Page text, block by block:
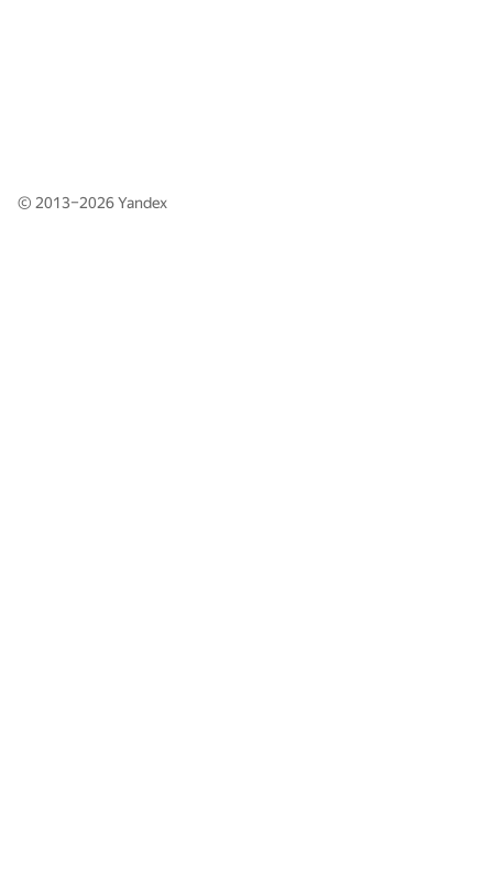
© 2013–2026Yandex